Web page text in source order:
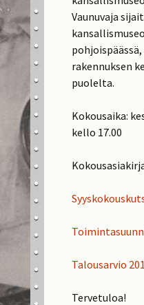
Vaunuvaja
rakennuksen
puolelta.
Kokousaika:
kello 17.00
Talousarvio
Tervetuloa!